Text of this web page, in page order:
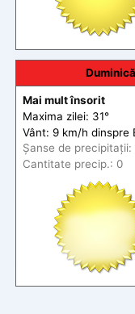
Mai mult însorit
Maxima zilei: 31°
Vânt: 9 km/h dinspre
Șanse de precipitații:
Cantitate precip.: 0